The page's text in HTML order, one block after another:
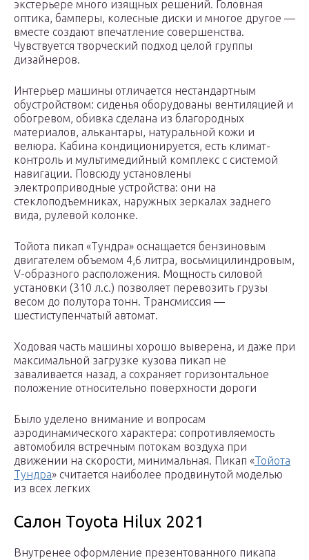
экстерьере много изящных решений. Головная
оптика, бамперы, колесные диски и многое другое —
вместе создают впечатление совершенства.
Чувствуется творческий подход целой группы
дизайнеров.
Интерьер машины отличается нестандартным
обустройством: сиденья оборудованы вентиляцией и
обогревом, обивка сделана из благородных
материалов, алькантары, натуральной кожи и
велюра. Кабина кондиционируется, есть климат-
контроль и мультимедийный комплекс с системой
навигации. Повсюду установлены
электроприводные устройства: они на
стеклоподъемниках, наружных зеркалах заднего
вида, рулевой колонке.
Тойота пикап «Тундра» оснащается бензиновым
двигателем объемом 4,6 литра, восьмицилиндровым,
V-образного расположения. Мощность силовой
установки (310 л.с.) позволяет перевозить грузы
весом до полутора тонн. Трансмиссия —
шестиступенчатый автомат.
Ходовая часть машины хорошо выверена, и даже при
максимальной загрузке кузова пикап не
заваливается назад, а сохраняет горизонтальное
положение относительно поверхности дороги
Было уделено внимание и вопросам
аэродинамического характера: сопротивляемость
автомобиля встречным потокам воздуха при
движении на скорости, минимальная. Пикап «Тойота
Тундра» считается наиболее продвинутой моделью
из всех легких
Салон Toyota Hilux 2021
Внутренее оформление презентованного пикапа